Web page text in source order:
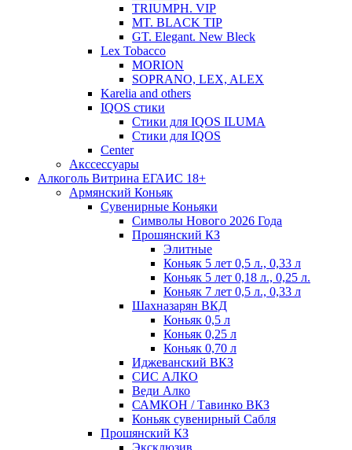
TRIUMPH. VIP
MT. BLACK TIP
GT. Elegant. New Bleck
Lex Tobacco
MORION
SOPRANO, LEX, ALEX
Karelia and others
IQOS стики
Стики для IQOS ILUMA
Стики для IQOS
Сenter
Акссессуары
Алкоголь Витрина ЕГАИС 18+
Армянский Коньяк
Сувенирные Коньяки
Символы Нового 2026 Года
Прошянский КЗ
Элитные
Коньяк 5 лет 0,5 л., 0,33 л
Коньяк 5 лет 0,18 л., 0,25 л.
Коньяк 7 лет 0,5 л., 0,33 л
Шахназарян ВКД
Коньяк 0,5 л
Коньяк 0,25 л
Коньяк 0,70 л
Иджеванский ВКЗ
СИС АЛКО
Веди Алко
САМКОН / Тавинко ВКЗ
Коньяк сувенирный Сабля
Прошянский КЗ
Эксклюзив